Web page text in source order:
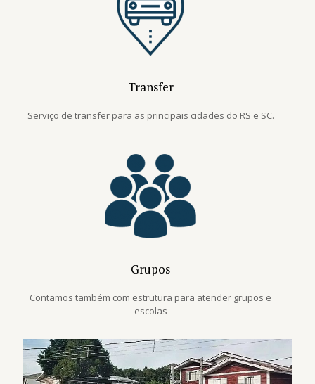
Transfer
Serviço de transfer para as principais cidades do RS e SC.
Grupos
Contamos também com estrutura para atender grupos e
escolas